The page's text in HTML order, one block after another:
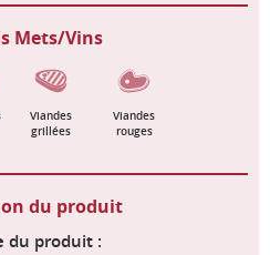
Mets/Vins
Viandes
grillées
Viandes
rouges
du produit
du produit :